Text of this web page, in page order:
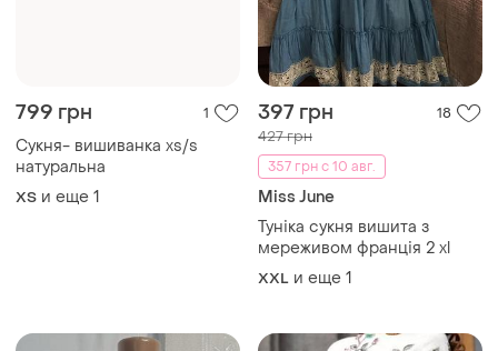
799 грн 1
Сукня- вишиванка xs/s
натуральна
ХS и еще 1
397 грн 18
427 грн
357 грн с 10 авг.
Miss June
Туніка сукня вишита з
мереживом франція 2 xl
XXL и еще 1